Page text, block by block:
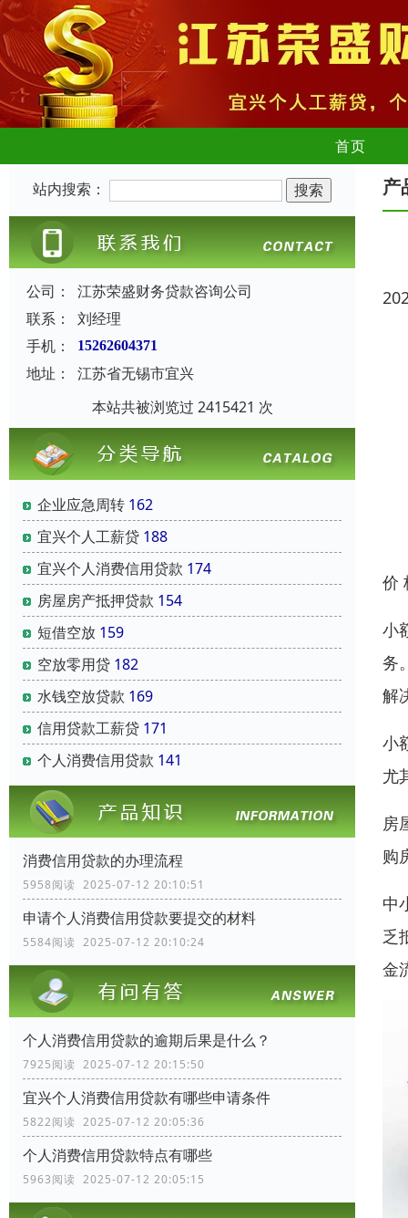
首页
站内搜索：
公司：
江苏荣盛财务贷款咨询公司
联系：
刘经理
手机：
15262604371
地址：
江苏省无锡市宜兴
本站共被浏览过 2415421 次
企业应急周转 162
宜兴个人工薪贷 188
宜兴个人消费信用贷款 174
房屋房产抵押贷款 154
短借空放 159
空放零用贷 182
水钱空放贷款 169
信用贷款工薪贷 171
个人消费信用贷款 141
消费信用贷款的办理流程
5958阅读 2025-07-12 20:10:51
申请个人消费信用贷款要提交的材料
5584阅读 2025-07-12 20:10:24
个人消费信用贷款的逾期后果是什么？
7925阅读 2025-07-12 20:15:50
宜兴个人消费信用贷款有哪些申请条件
5822阅读 2025-07-12 20:05:36
个人消费信用贷款特点有哪些
5963阅读 2025-07-12 20:05:15
产
价
小
务
解
小
尤
房
购
中
乏
金